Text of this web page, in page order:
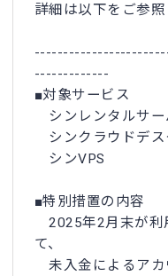
詳細は以下をご参照
-------------
■対象サービス
シンレンタルサー
シンクラウドデス
シンVPS
■特別措置の内容
2025年2月末が利
て、
未入金によるアカ